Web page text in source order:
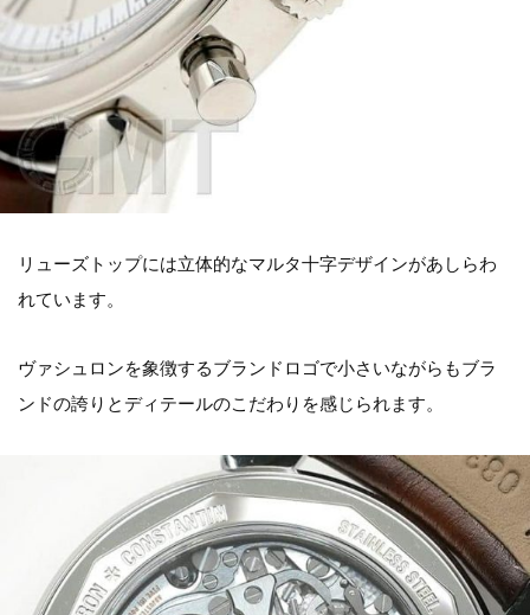
リューズトップには立体的なマルタ十字デザインがあしらわ
れています。
ヴァシュロンを象徴するブランドロゴで小さいながらもブラ
ンドの誇りとディテールのこだわりを感じられます。